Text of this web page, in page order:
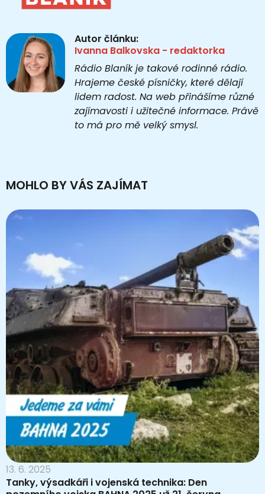
Autor článku:
Ivanna Balkovska - redaktorka
Rádio Blaník je takové rodinné rádio.
Hrajeme české písničky, které dělají
lidem radost. Na web přinášíme různé
zajímavosti i užitečné informace. Právě
to má pro mě velký smysl.
MOHLO BY VÁS ZAJÍMAT
13. 6. 2025
Tanky, výsadkáři i vojenská technika: Den